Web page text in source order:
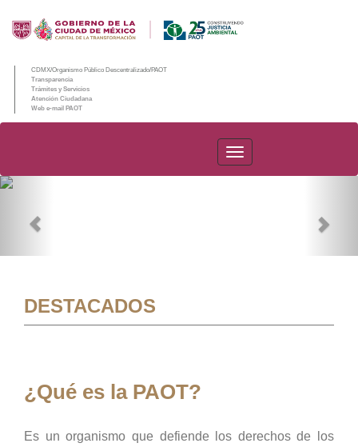
CDMX/Organismo Público Descentralizado/PAOT
Transparencia
Trámites y Servicios
Atención Ciudadana
Web e-mail PAOT
PAOT
DESTACADOS
¿Qué es la PAOT?
Es un organismo que defiende los derechos de los